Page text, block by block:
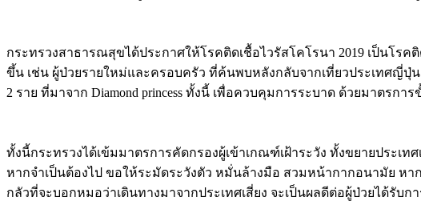
กระทรวงสาธารณสุขได้ประกาศให้โรคติดเชื้อไวรัสโคโรนา 2019 เป็นโร
ขึ้น เช่น ผู้ป่วยรายใหม่และครอบครัว ที่ค้นพบหลังกลับจากเที่ยวประเทศญี่ปุ่
2 ราย ที่มาจาก Diamond princess ทั้งนี้ เพื่อควบคุมการระบาด ด้วยมาตรก
ทั้งนี้กระทรวงได้เข้มมาตรการคัดกรองผู้เข้าเกณฑ์เฝ้าระวัง ทั้งขยายประเ
หากจำเป็นต้องไป ขอให้ระมัดระวังตัว หมั่นล้างมือ สวมหน้ากากอนามัย หา
กลัวที่จะบอกหมอว่าเดินทางมาจากประเทศเสี่ยง จะเป็นผลดีต่อผู้ป่วยได้รับก